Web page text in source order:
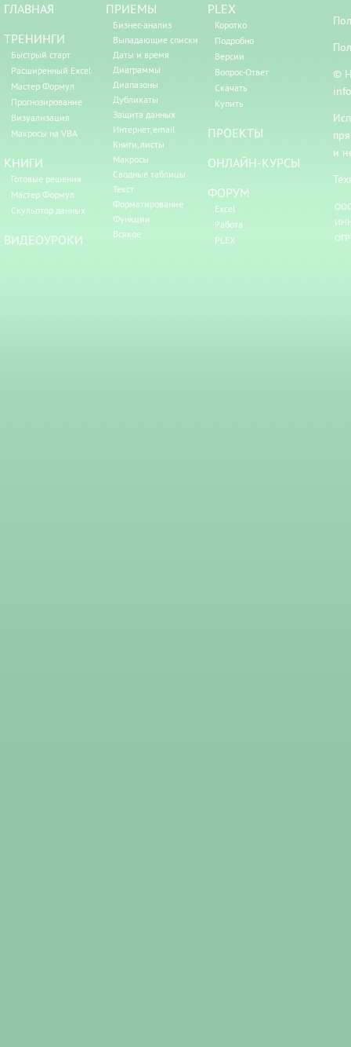
ГЛАВНАЯ
ТРЕНИНГИ
Быстрый старт
Расширенный Excel
Мастер Формул
Прогнозирование
Визуализация
Макросы на VBA
КНИГИ
Готовые решения
Мастер Формул
Скульптор данных
ВИДЕОУРОКИ
ПРИЕМЫ
Бизнес-анализ
Выпадающие списки
Даты и время
Диаграммы
Диапазоны
Дубликаты
Защита данных
Интернет, email
Книги, листы
Макросы
Сводные таблицы
Текст
Форматирование
Функции
Всякое
PLEX
Коротко
Подробно
Версии
Вопрос-Ответ
Скачать
Купить
ПРОЕКТЫ
ОНЛАЙН-КУРСЫ
ФОРУМ
Excel
Работа
PLEX
©
и